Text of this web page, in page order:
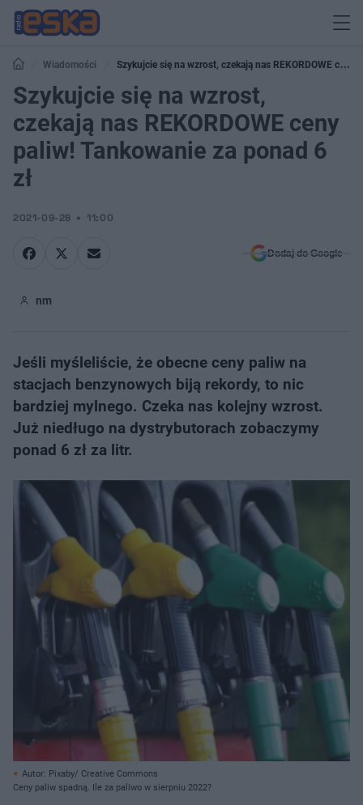
Wiadomości
Szykujcie się na wzrost, czekają nas REKORDOWE ceny
paliw! Tankowanie za ponad 6 zł
Szykujcie się na wzrost,
czekają nas REKORDOWE ceny
paliw! Tankowanie za ponad 6
zł
2021-09-28 11:00
Dodaj do Google
nm
Jeśli myśleliście, że obecne ceny paliw na
stacjach benzynowych biją rekordy, to nic
bardziej mylnego. Czeka nas kolejny wzrost.
Już niedługo na dystrybutorach zobaczymy
ponad 6 zł za litr.
Autor: Pixaby/ Creative Commons
Ceny paliw spadną. Ile za paliwo w sierpniu 2022?